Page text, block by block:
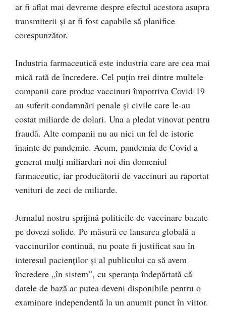
ar fi aflat mai devreme despre efectul acestora asupra
transmiterii și ar fi fost capabile să planifice
corespunzător.
Industria farmaceutică este industria care are cea mai
mică rată de încredere. Cel puțin trei dintre multele
companii care produc vaccinuri împotriva Covid-19
au suferit condamnări penale și civile care le-au
costat miliarde de dolari. Una a pledat vinovat pentru
fraudă. Alte companii nu au nici un fel de istorie
înainte de pandemie. Acum, pandemia de Covid a
generat mulți miliardari noi din domeniul
farmaceutic, iar producătorii de vaccinuri au raportat
venituri de zeci de miliarde.
Jurnalul nostru sprijină politicile de vaccinare bazate
pe dovezi solide. Pe măsură ce lansarea globală a
vaccinurilor continuă, nu poate fi justificat sau în
interesul pacienților și al publicului ca să avem
încredere „în sistem”, cu speranța îndepărtată că
datele de bază ar putea deveni disponibile pentru o
examinare independentă la un anumit punct în viitor.